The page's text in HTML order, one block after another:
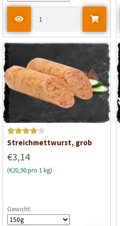
m
i
t
v
o
n
5
Bewertet
5
Streichmettwurst, grob
€3,14
(€20,90 pro 1 kg)
Gewicht: